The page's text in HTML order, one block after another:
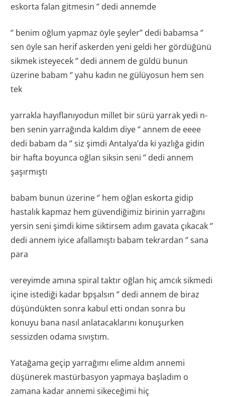
eskorta falan gitmesin ‘’ dedi annemde
‘’ benim oğlum yapmaz öyle şeyler’’ dedi babamsa ‘’
sen öyle san herif askerden yeni geldi her gördüğünü
sikmek isteyecek ‘’ dedi annem de güldü bunun
üzerine babam ‘’ yahu kadın ne gülüyosun hem sen
tek
yarrakla hayıflanıyodun millet bir sürü yarrak yedi n-
ben senin yarrağında kaldım diye ‘’ annem de eeee
dedi babam da ‘’ siz şimdi Antalya’da ki yazlığa gidin
bir hafta boyunca oğlan siksin seni ‘’ dedi annem
şaşırmıştı
babam bunun üzerine ‘’ hem oğlan eskorta gidip
hastalık kapmaz hem güvendiğimiz birinin yarrağını
yersin seni şimdi kime siktirsem adım gavata çıkacak ‘’
dedi annem iyice afallamıştı babam tekrardan ‘’ sana
para
vereyimde amına spiral taktır oğlan hiç amcık sikmedi
içine istediği kadar bpşalsın ‘’ dedi annem de biraz
düşündükten sonra kabul etti ondan sonra bu
konuyu bana nasıl anlatacaklarını konuşurken
sessizden odama sıvıştım.
Yatağama geçip yarrağımı elime aldım annemi
düşünerek mastürbasyon yapmaya başladım o
zamana kadar annemi sikeceğimi hiç